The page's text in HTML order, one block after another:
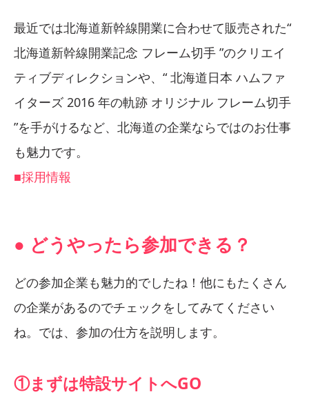
最近では北海道新幹線開業に合わせて販売された“
北海道新幹線開業記念 フレーム切手 ”のクリエイ
ティブディレクションや、“ 北海道日本 ハムファ
イターズ 2016 年の軌跡 オリジナル フレーム切手
”を手がけるなど、北海道の企業ならではのお仕事
も魅力です。
■採用情報
● どうやったら参加できる？
どの参加企業も魅力的でしたね！他にもたくさん
の企業があるのでチェックをしてみてください
ね。では、参加の仕方を説明します。
①まずは特設サイトへGO